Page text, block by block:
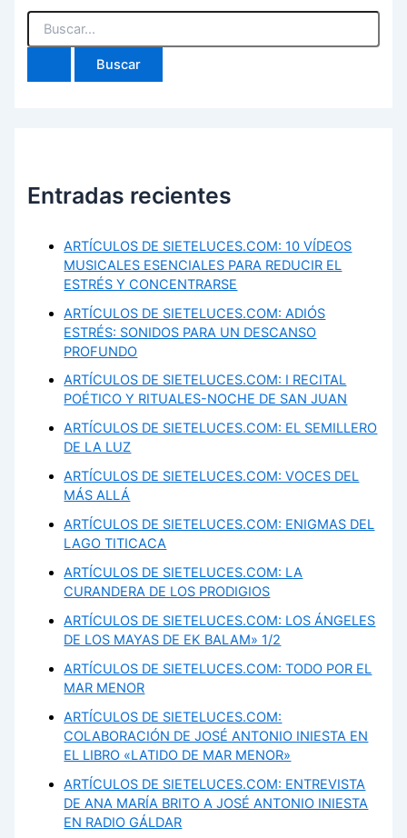
Buscar
por:
Entradas recientes
ARTÍCULOS DE SIETELUCES.COM: 10 VÍDEOS
MUSICALES ESENCIALES PARA REDUCIR EL
ESTRÉS Y CONCENTRARSE
ARTÍCULOS DE SIETELUCES.COM: ADIÓS
ESTRÉS: SONIDOS PARA UN DESCANSO
PROFUNDO
ARTÍCULOS DE SIETELUCES.COM: I RECITAL
POÉTICO Y RITUALES-NOCHE DE SAN JUAN
ARTÍCULOS DE SIETELUCES.COM: EL SEMILLERO
DE LA LUZ
ARTÍCULOS DE SIETELUCES.COM: VOCES DEL
MÁS ALLÁ
ARTÍCULOS DE SIETELUCES.COM: ENIGMAS DEL
LAGO TITICACA
ARTÍCULOS DE SIETELUCES.COM: LA
CURANDERA DE LOS PRODIGIOS
ARTÍCULOS DE SIETELUCES.COM: LOS ÁNGELES
DE LOS MAYAS DE EK BALAM» 1/2
ARTÍCULOS DE SIETELUCES.COM: TODO POR EL
MAR MENOR
ARTÍCULOS DE SIETELUCES.COM:
COLABORACIÓN DE JOSÉ ANTONIO INIESTA EN
EL LIBRO «LATIDO DE MAR MENOR»
ARTÍCULOS DE SIETELUCES.COM: ENTREVISTA
DE ANA MARÍA BRITO A JOSÉ ANTONIO INIESTA
EN RADIO GÁLDAR